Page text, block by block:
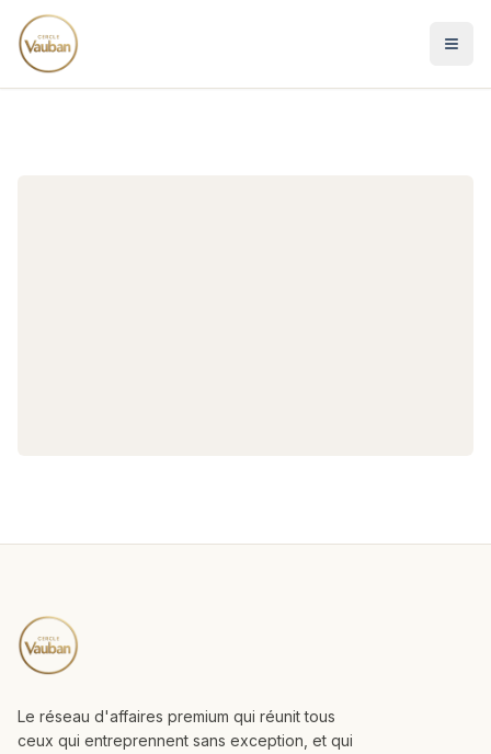
Le réseau d'affaires premium qui réunit tous
ceux qui entreprennent sans exception, et qui